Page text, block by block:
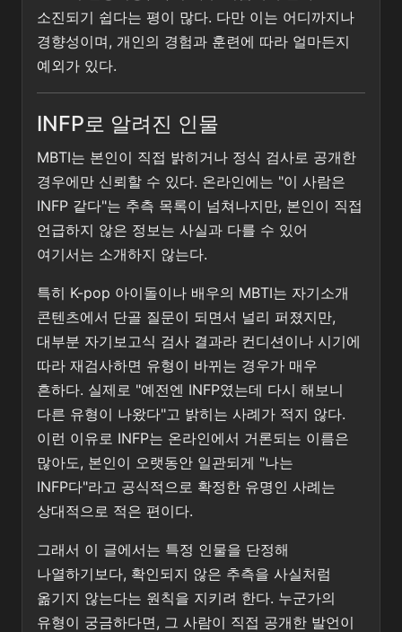
소진되기 쉽다는 평이 많다. 다만 이는 어디까지나
경향성이며, 개인의 경험과 훈련에 따라 얼마든지
예외가 있다.
INFP로 알려진 인물
MBTI는 본인이 직접 밝히거나 정식 검사로 공개한
경우에만 신뢰할 수 있다. 온라인에는 "이 사람은
INFP 같다"는 추측 목록이 넘쳐나지만, 본인이 직접
언급하지 않은 정보는 사실과 다를 수 있어
여기서는 소개하지 않는다.
특히 K-pop 아이돌이나 배우의 MBTI는 자기소개
콘텐츠에서 단골 질문이 되면서 널리 퍼졌지만,
대부분 자기보고식 검사 결과라 컨디션이나 시기에
따라 재검사하면 유형이 바뀌는 경우가 매우
흔하다. 실제로 "예전엔 INFP였는데 다시 해보니
다른 유형이 나왔다"고 밝히는 사례가 적지 않다.
이런 이유로 INFP는 온라인에서 거론되는 이름은
많아도, 본인이 오랫동안 일관되게 "나는
INFP다"라고 공식적으로 확정한 유명인 사례는
상대적으로 적은 편이다.
그래서 이 글에서는 특정 인물을 단정해
나열하기보다, 확인되지 않은 추측을 사실처럼
옮기지 않는다는 원칙을 지키려 한다. 누군가의
유형이 궁금하다면, 그 사람이 직접 공개한 발언이